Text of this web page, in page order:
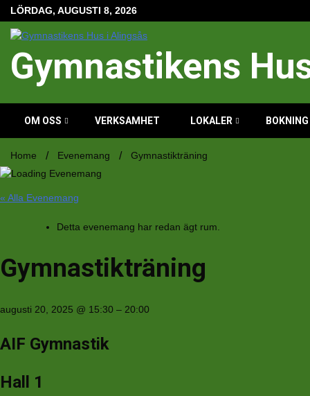
Hoppa
till
innehåll
LÖRDAG, AUGUSTI 8, 2026
Gymnastikens
OM OSS VERKSAMHET LOKALER BOKNING
Home Evenemang Gymnastikträning
« Alla Evenemang
Detta evenemang har redan ägt rum.
Gymnastikträning
augusti 20, 2025 @ 15:30 – 20:00
AIF Gymnastik
Hall 1